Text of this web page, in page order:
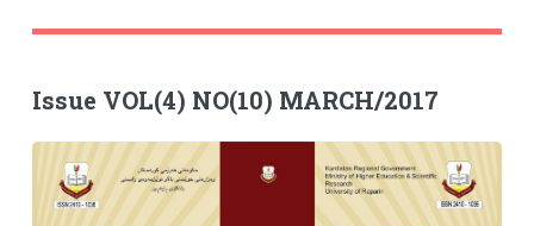
Issue VOL(4) NO(10) MARCH/2017